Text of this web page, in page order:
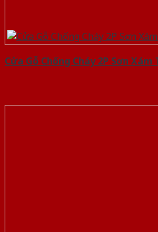
Cửa Gỗ Chống Cháy 2P Sơn Xám